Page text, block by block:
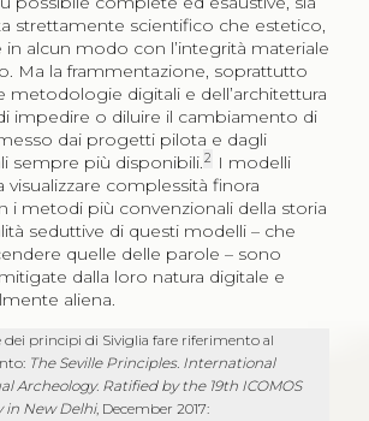
strettamente scientifico che estetico,
in alcun modo con l’integrità materiale
Ma la frammentazione, soprattutto
metodologie digitali e dell’architettura
impedire o diluire il cambiamento di
dai progetti pilota e dagli
sempre più disponibili.2
I modelli
visualizzare complessità finora
i metodi più convenzionali della storia
seduttive di questi modelli – che
quelle delle parole – sono
dalla loro natura digitale e
aliena.
dei principi di Siviglia fare riferimento al
The Seville Principles. International
Archeology. Ratified by the 19th ICOMOS
in New Delhi, December 2017: